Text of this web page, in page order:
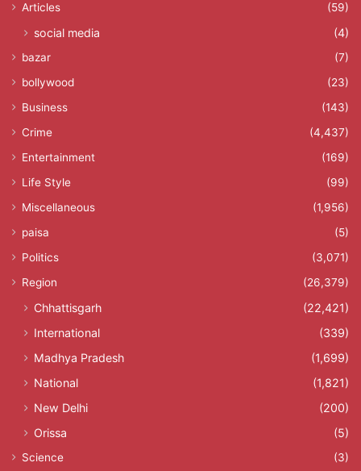
Articles (59)
social media (4)
bazar
(7)
bollywood
(23)
Business
(143)
Crime
(4,437)
Entertainment
(169)
Life Style
(99)
Miscellaneous
(1,956)
paisa
(5)
Politics
(3,071)
Region
(26,379)
Chhattisgarh
(22,421)
International
(339)
Madhya Pradesh
(1,699)
National
(1,821)
New Delhi
(200)
Orissa
(5)
Science (3)